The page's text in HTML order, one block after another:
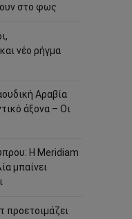
στο φως
νέο ρήγμα
Αραβία
άξονα – Οι
Η Meridiam
μπαίνει
προετοιμάζει